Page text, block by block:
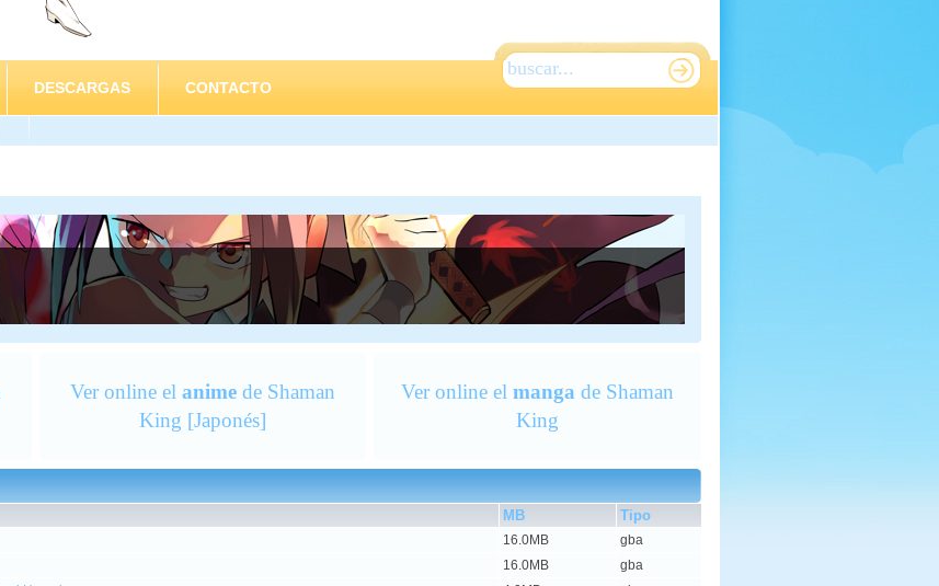
DESCARGAS CONTACTO
Ver online el anime de Shaman
King [Japonés]
Ver online el manga de Shaman
King
MB Tipo
16.0MB
gba
16.0MB
gba